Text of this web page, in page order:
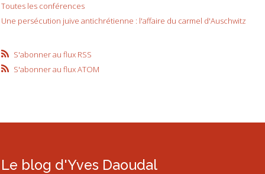
Toutes les conférences
Une persécution juive antichrétienne : l'affaire du carmel d'Auschwitz
S'abonner au flux RSS
S'abonner au flux ATOM
Le blog d'Yves Daoudal